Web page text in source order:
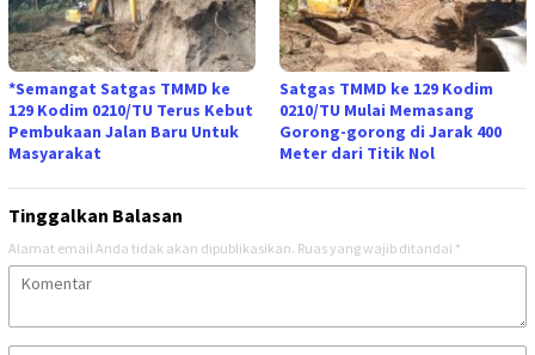
*Semangat Satgas TMMD ke
129 Kodim 0210/TU Terus Kebut
Pembukaan Jalan Baru Untuk
Masyarakat
Satgas TMMD ke 129 Kodim
0210/TU Mulai Memasang
Gorong-gorong di Jarak 400
Meter dari Titik Nol
Tinggalkan Balasan
Alamat email Anda tidak akan dipublikasikan. Ruas yang wajib ditandai *